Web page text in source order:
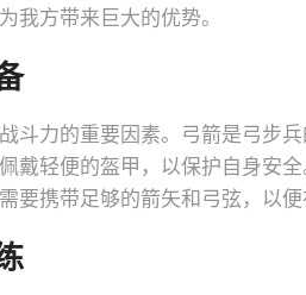
我方带来巨大的优势。
斗力的重要因素。弓箭是弓步
戴轻便的盔甲，以保护自身安
要携带足够的箭矢和弓弦，以便